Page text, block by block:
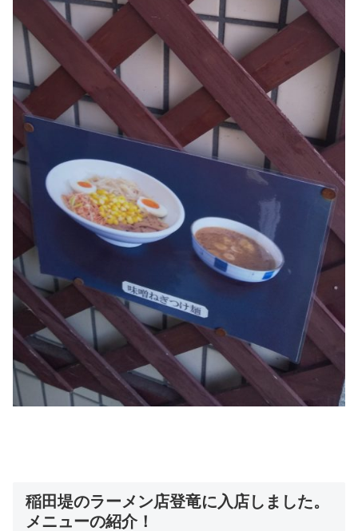
稲田堤のラーメン店登竜に入店しました。
メニューの紹介！